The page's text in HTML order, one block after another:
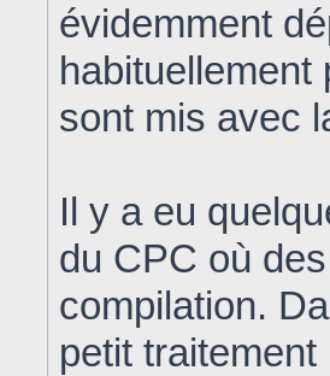
évidemment
sont mis avec
Il y a eu
du CPC où
compilation.
petit